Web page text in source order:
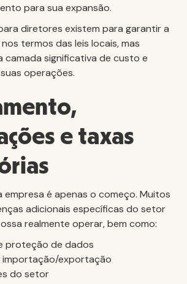
para sua expansão.
diretores existem para garantir a
termos das leis locais, mas
camada significativa de custo e
operações.
e taxas
é apenas o começo. Muitos
adicionais específicas do setor
realmente operar, bem como:
proteção de dados
importação/exportação
do setor